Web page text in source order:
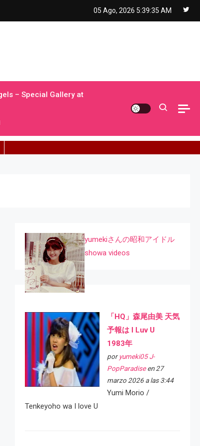
05 Ago, 2026 5:39:36 AM
– Special Gallery at
yumekiさんの昭和アイドル
showa videos
「HQ」森尾由美 天気
予報は I Luv U
1983年
por yumeki05 J-
PopParadiseen 27
marzo 2026 a las 3:44
Yumi Morio /
Tenkeyoho wa I love U